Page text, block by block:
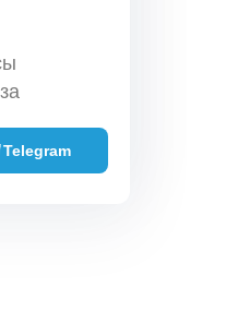
Telegram